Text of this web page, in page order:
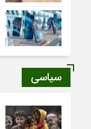
سیاسی